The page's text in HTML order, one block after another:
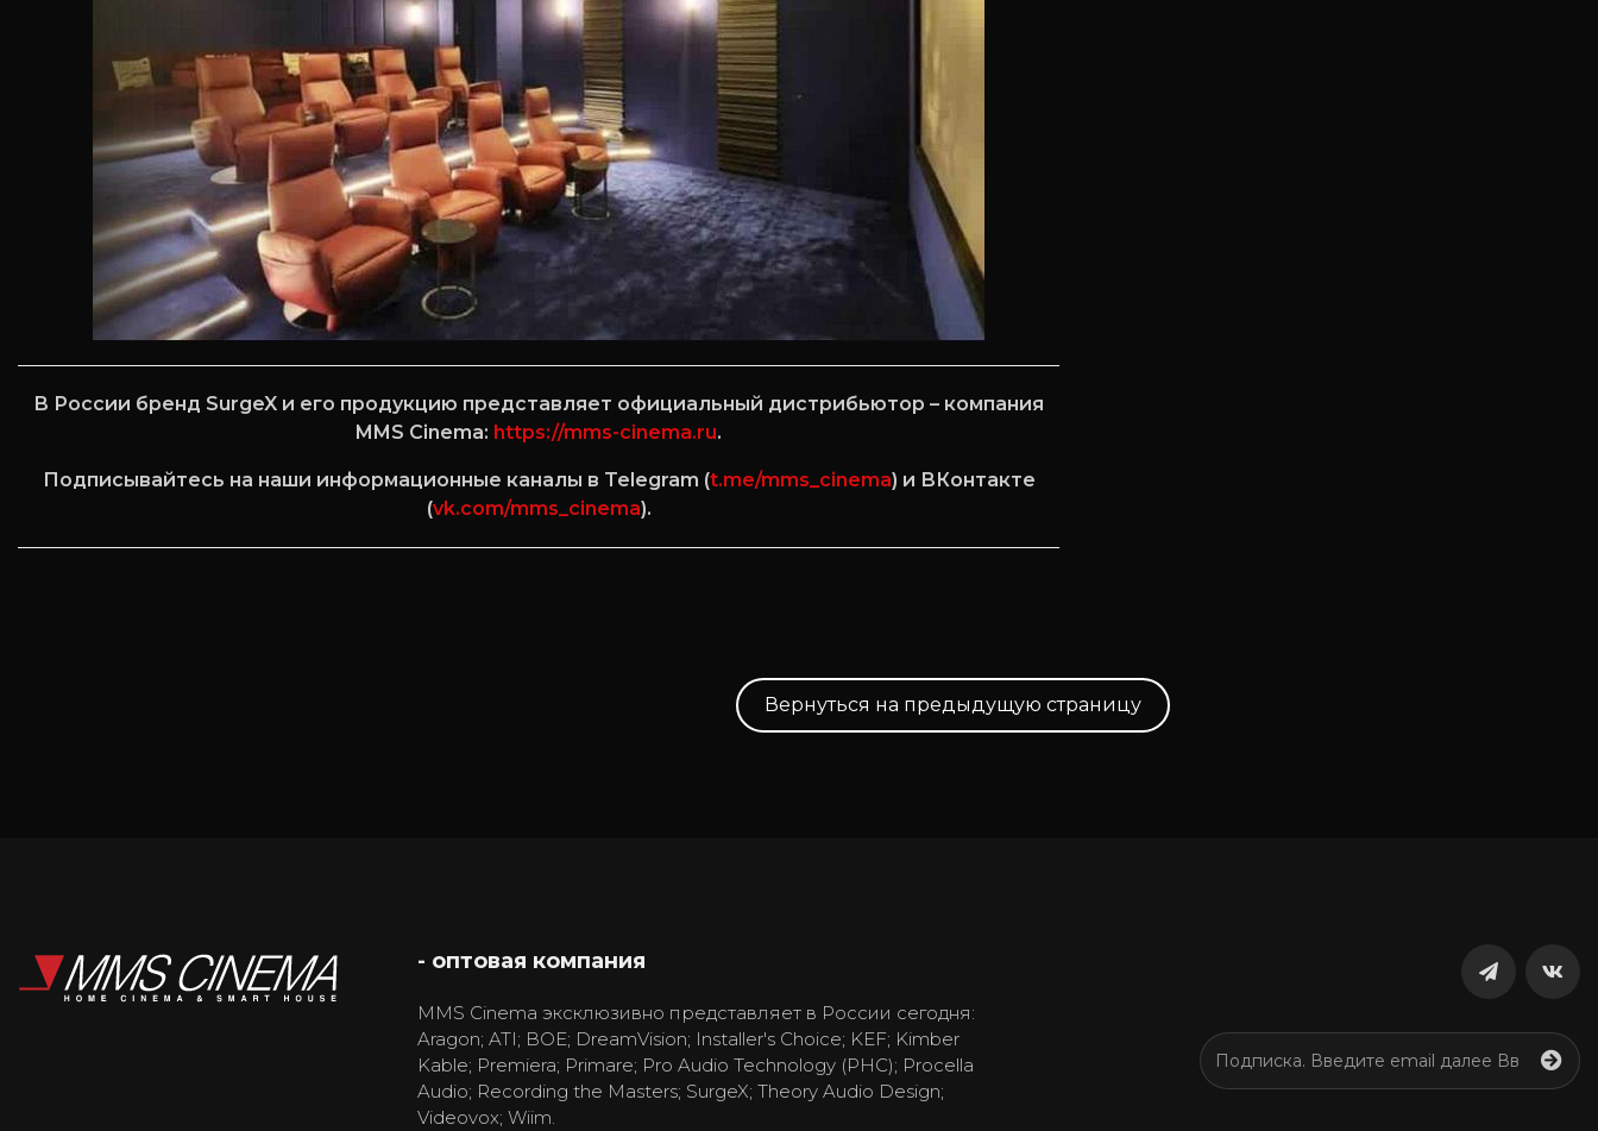
В России бренд SurgeX и его продукцию представляет официальный дистрибьютор – компания
MMS Cinema: https://mms-cinema.ru.
Подписывайтесь на наши информационные каналы в Telegram (t.me/mms_cinema) и ВКонтакте
(vk.com/mms_cinema).
Вернуться на предыдущую страницу
- оптовая компания
MMS Cinema эксклюзивно представляет в России сегодня:
Aragon; ATI; BOE; DreamVision; Installer's Choice; KEF; Kimber
Kable; Premiera; Primare; Pro Audio Technology (PHC); Procella
Audio; Recording the Masters; SurgeX; Theory Audio Design;
Videovox; Wiim.